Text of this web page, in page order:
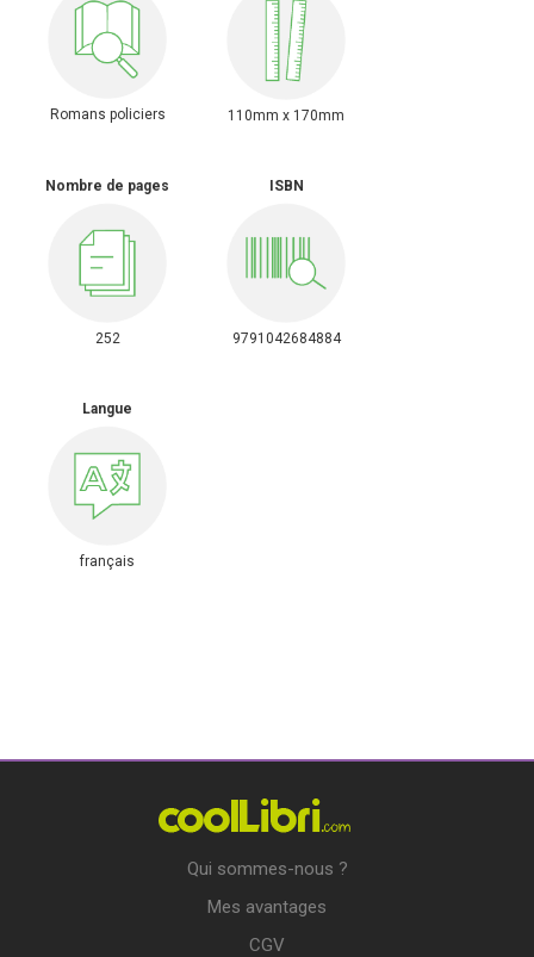
Romans policiers 110mm x 170mm
Nombre de pages
252
ISBN
9791042684884
Langue
français
Qui sommes-nous ?
Mes avantages
CGV